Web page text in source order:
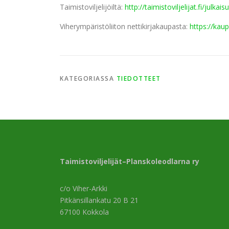
Taimistoviljelijöiltä: http://taimistoviljelijat.fi/
Viherympäristöliiton nettikirjakaupasta: https://
KATEGORIASSA TIEDOTTEET
Taimistoviljelijät–Planskoleodlarna ry
c/o Viher-Arkki
Pitkänsillankatu 20 B 21
67100 Kokkola